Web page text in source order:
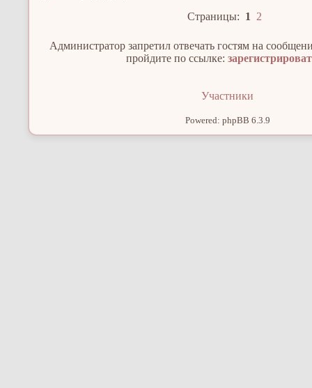
Страницы: 1 2
Администратор запретил отвечать гостям на
пройдите по ссылке:
Участники
Powered: phpBB 6.3.9